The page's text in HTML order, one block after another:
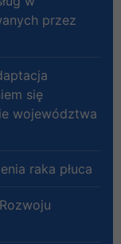
przez
się
województwa
raka płuca